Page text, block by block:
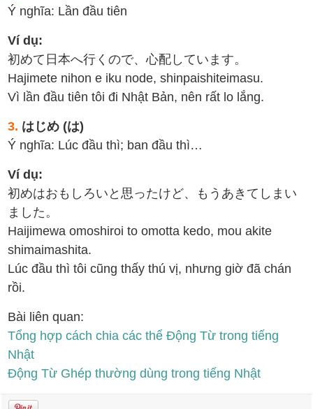
Ý nghĩa: Lần đầu tiên
Ví dụ:
初めて日本へ行くので、心配しています。
Hajimete nihon e iku node, shinpaishiteimasu.
Vì lần đầu tiên tôi đi Nhật Bản, nên rất lo lắng.
3. はじめ (は)
Ý nghĩa: Lúc đầu thì; ban đầu thì…
Ví dụ:
初めはおもしろいと思ったけど、もうあきてしまい
ました。
Haijimewa omoshiroi to omotta kedo, mou akite
shimaimashita.
Lúc đầu thì tôi cũng thấy thú vị, nhưng giờ đã chán
rồi.
Bài liên quan:
Tổng hợp cách chia các thể Động Từ trong tiếng
Nhật
Động Từ Ghép thường dùng trong tiếng Nhật